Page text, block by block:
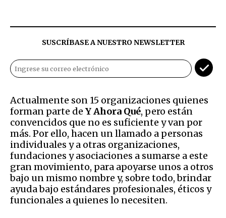
SUSCRÍBASE A NUESTRO NEWSLETTER
Actualmente son 15 organizaciones quienes
forman parte de Y Ahora Qué, pero están
convencidos que no es suficiente y van por
más. Por ello, hacen un llamado a personas
individuales y a otras organizaciones,
fundaciones y asociaciones a sumarse a este
gran movimiento, para apoyarse unos a otros
bajo un mismo nombre y, sobre todo, brindar
ayuda bajo estándares profesionales, éticos y
funcionales a quienes lo necesiten.